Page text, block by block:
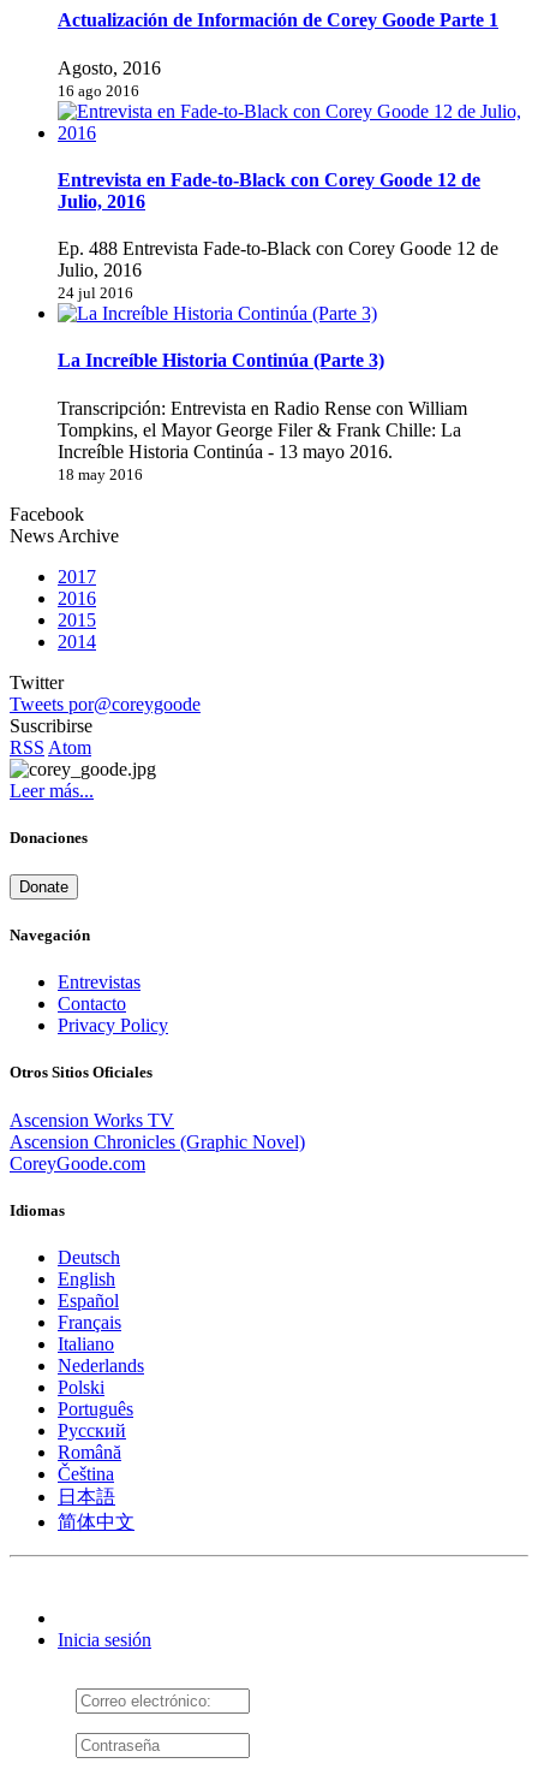
Actualización de Información de Corey Goode Parte 1
Agosto, 2016
16 ago 2016
Entrevista en Fade-to-Black con Corey Goode 12 de
Julio, 2016
Ep. 488 Entrevista Fade-to-Black con Corey Goode 12 de
Julio, 2016
24 jul 2016
La Increíble Historia Continúa (Parte 3)
Transcripción: Entrevista en Radio Rense con William
Tompkins, el Mayor George Filer & Frank Chille: La
Increíble Historia Continúa - 13 mayo 2016.
18 may 2016
Facebook
News Archive
2017
2016
2015
2014
Twitter
Tweets por@coreygoode
Suscribirse
RSS Atom
Leer más...
Donaciones
Donate
Navegación
Entrevistas
Contacto
Privacy Policy
Otros Sitios Oficiales
Ascension Works TV
Ascension Chronicles (Graphic Novel)
CoreyGoode.com
Idiomas
Deutsch
English
Español
Français
Italiano
Nederlands
Polski
Português
Pусский
Română
Čeština
日本語
简体中文
Inicia sesión